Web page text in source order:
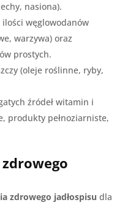
nasiona).
węglowodanów
warzywa) oraz
prostych.
(oleje roślinne, ryby,
źródeł witamin i
produkty pełnoziarniste,
zdrowego jadłospisu dla